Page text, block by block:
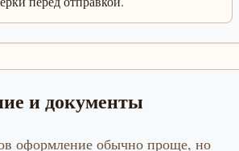
и документы
оформление обычно проще, но